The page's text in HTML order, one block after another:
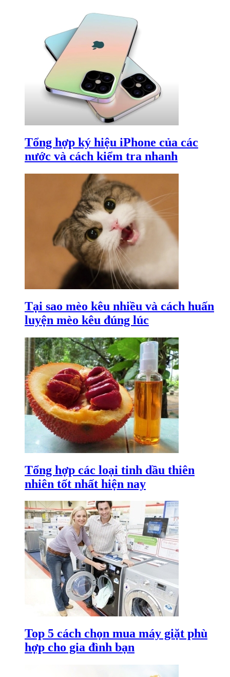
Tổng hợp ký hiệu iPhone của các
nước và cách kiểm tra nhanh
Tại sao mèo kêu nhiều và cách huấn
luyện mèo kêu đúng lúc
Tổng hợp các loại tinh dầu thiên
nhiên tốt nhất hiện nay
Top 5 cách chọn mua máy giặt phù
hợp cho gia đình bạn